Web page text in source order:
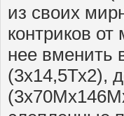
из своих
контриков
нее вменить
(3х14,5Тх2),